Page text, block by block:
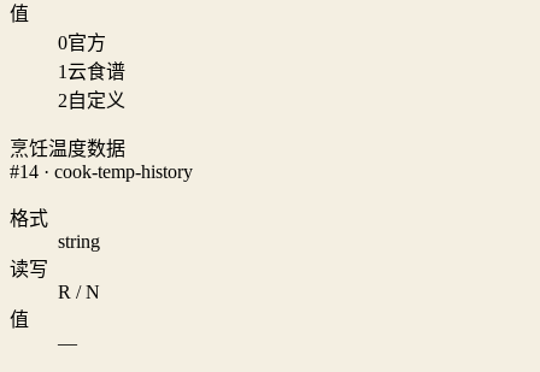
值
0官方
1云食谱
2自定义
烹饪温度数据
#14 · cook-temp-history
格式
string
读写
R / N
值
—